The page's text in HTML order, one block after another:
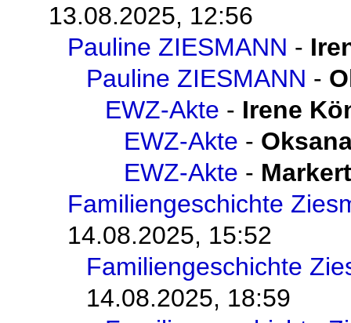
13.08.2025, 12:56
Pauline ZIESMANN -
Pauline ZIESMANN -
EWZ-Akte - Irene
EWZ-Akte -
EWZ-Akte -
Familiengeschichte
14.08.2025, 15:52
Familiengeschichte
14.08.2025, 18:59